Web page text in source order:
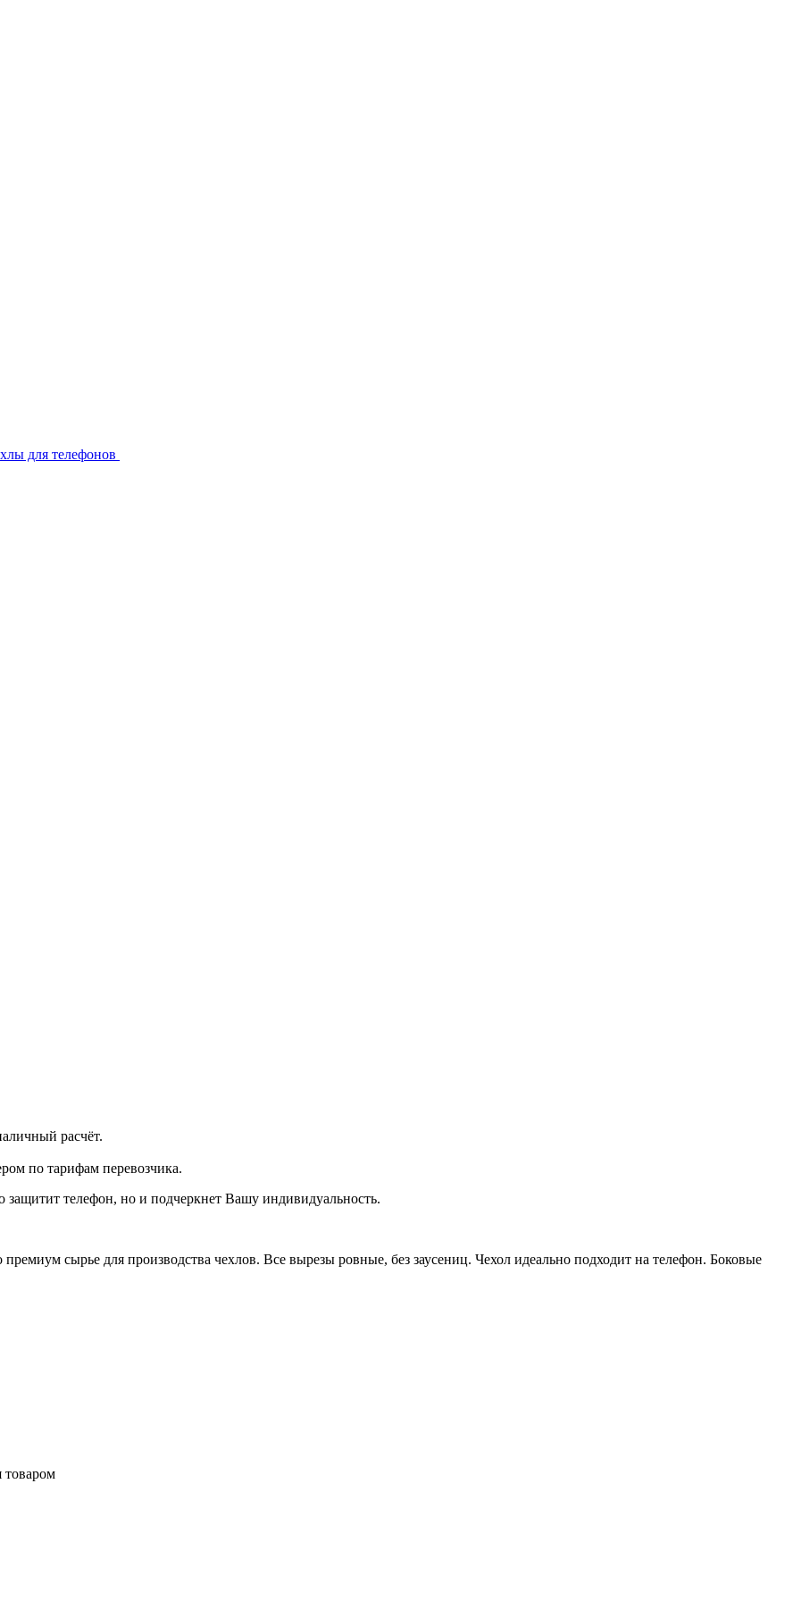
расчёт.
по тарифам перевозчика.
защитит телефон, но и подчеркнет Вашу индивидуальность.
сырье для производства чехлов. Все вырезы ровные, без заусениц. Чехол идеально подходит на телефон. Боковые
товаром